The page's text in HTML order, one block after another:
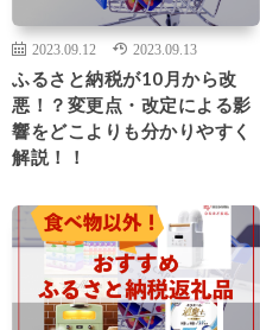
2023.09.12 2023.09.13
ふるさと納税が10月から改
悪！？変更点・改定による影
響をどこよりも分かりやすく
解説！！